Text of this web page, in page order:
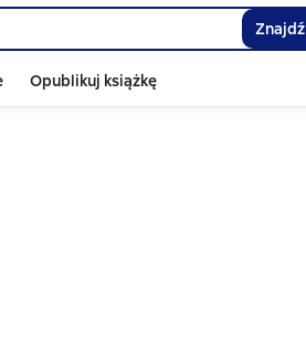
Znajdź
Opublikuj książkę